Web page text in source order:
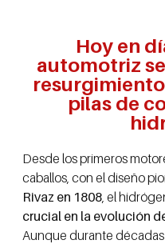
Hoy en
automotriz
pilas de
Desde los primeros
caballos, con el diseño
Rivaz en 1808 , el
crucial en la evolución
Aunque durante